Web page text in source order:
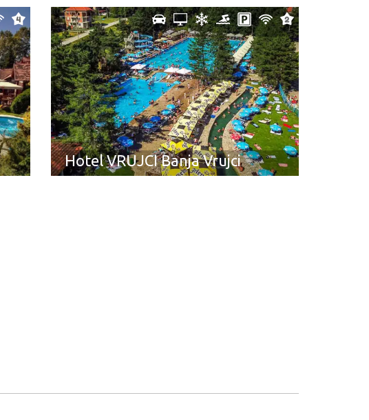
Hotel VRUJCI Banja Vrujci